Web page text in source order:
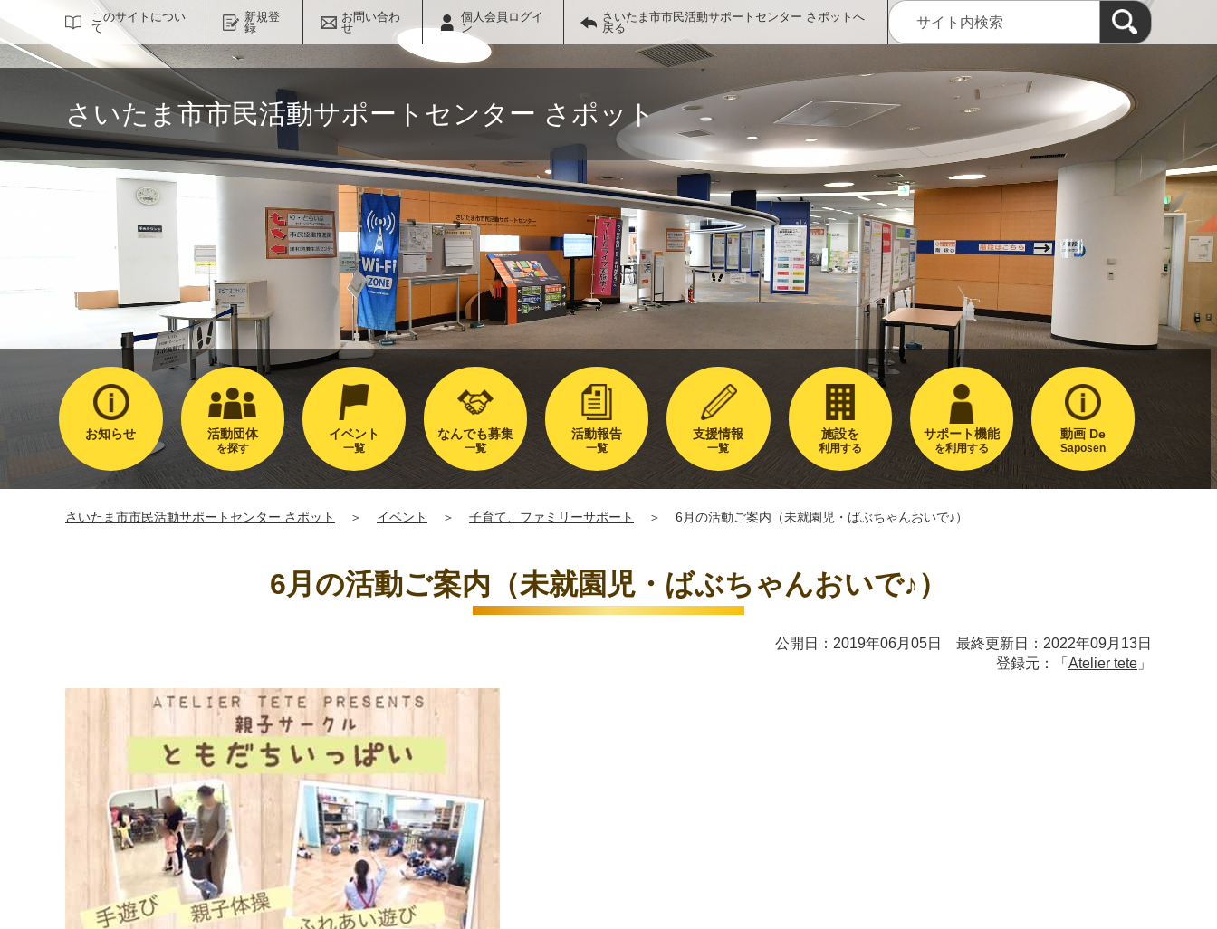
このサイトについ
て
新規登
録
お問い合わ
せ
個人会員ログイ
ン
さいたま市市民活動サポートセンター さポットへ
戻る
さいたま市市民活動サポートセンター さポット
お知らせ 活動団体
を探す
イベント
一覧
なんでも募集
一覧
活動報告
一覧
支援情報
一覧
施設を
利用する
サポート機能
を利用する
動画 De
Saposen
さいたま市市民活動サポートセンター さポット ＞ イベント ＞ 子育て、ファミリーサポート ＞ 6月の活動ご案内（未就園児・ばぶちゃんおいで♪）
6月の活動ご案内（未就園児・ばぶちゃんおいで♪）
公開日：2019年06月05日 最終更新日：2022年09月13日
登録元：「 Atelier tete 」